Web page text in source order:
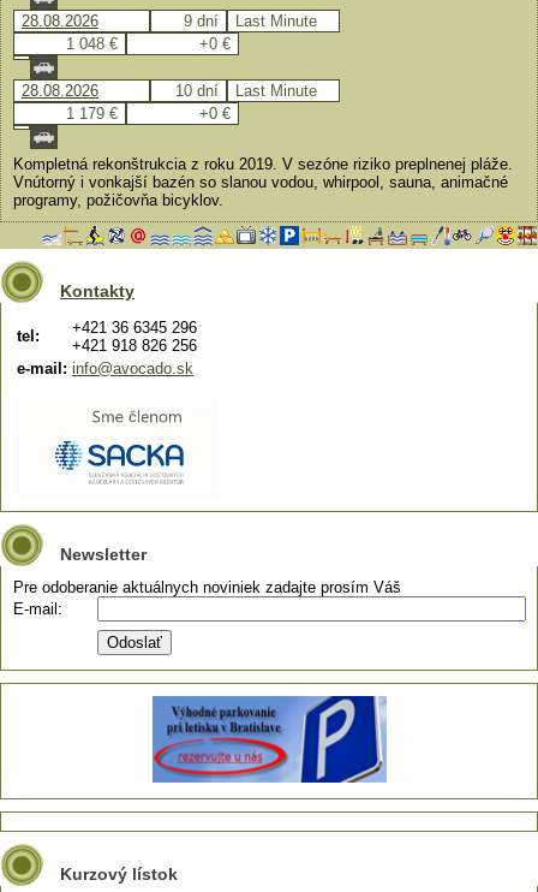
28.08.2026 9 dní
Last Minute
1 048 €
+0 €
28.08.2026 10 dní
Last Minute
1 179 €
+0 €
Kompletná rekonštrukcia z roku 2019. V sezóne riziko preplnenej pláže.
Vnútorný i vonkajší bazén so slanou vodou, whirpool, sauna, animačné
programy, požičovňa bicyklov.
Kontakty
tel:
+421 36 6345 296
+421 918 826 256
e-mail: info@avocado.sk
Newsletter
Pre odoberanie aktuálnych noviniek zadajte prosím Váš
E-mail:
Kurzový lístok